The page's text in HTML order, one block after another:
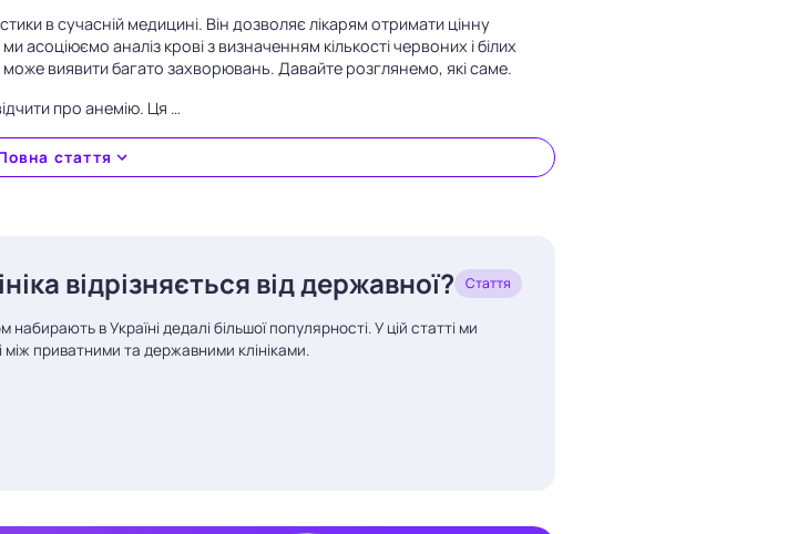
в сучасній медицині. Він дозволяє лікарям отримати цінну
асоціюємо аналіз крові з визначенням кількості червоних і білих
виявити багато захворювань. Давайте розглянемо, які саме.
про анемію. Ця …
стаття
відрізняється від державної? Стаття
набирають в Україні дедалі більшої популярності. У цій статті ми
між приватними та державними клініками.